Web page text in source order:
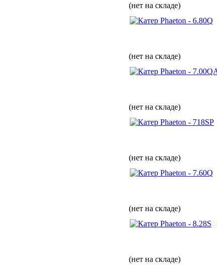
(нет на складе)
(нет на складе)
(нет на складе)
(нет на складе)
(нет на складе)
(нет на складе)